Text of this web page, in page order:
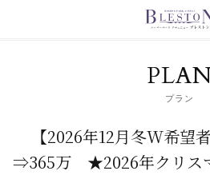
プラン
【2026年12月冬W希望
⇒365万 ★2026年クリ